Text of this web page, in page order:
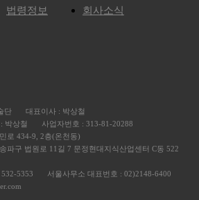
법령정보 회사소식
단
대표이사 : 박상철
박상철
사업자번호 : 313-81-20288
로 434-9, 2층(온천동)
파구 법원로 11길 7 문정현대지식산업센터 C동 522
5353
서울사무소 대표번호 : 02)2148-6400